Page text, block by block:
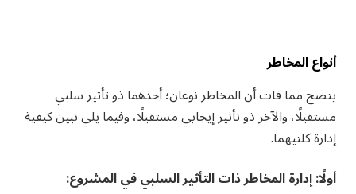
أنواع المخاطر
يتضح مما فات أن المخاطر نوعان؛ أحدهما ذو تأثير سلبي
مستقبلًا، والآخر ذو تأثير إيجابي مستقبلًا، وفيما يلي نبين كيفية
إدارة كلتيهما.
أولًا: إدارة المخاطر ذات التأثير السلبي في المشروع: